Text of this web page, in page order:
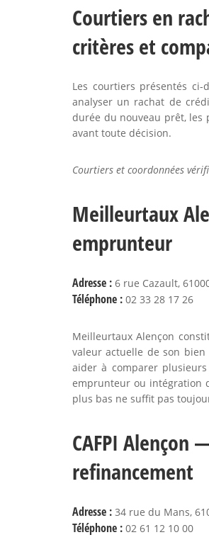
Courtiers en
critères et
Les courtiers présentés
analyser un rachat de
durée du nouveau prêt, les
avant toute décision.
Courtiers et coordonnées
Meilleurtaux
emprunteur
Adresse : 6 rue Cazault,
Téléphone : 02 33 28 17 26
Meilleurtaux Alençon
valeur actuelle de son
aider à comparer
emprunteur ou intégration
plus bas ne suffit pas
CAFPI Alençon
refinancement
Adresse : 34 rue du Mans,
Téléphone : 02 61 12 10 00